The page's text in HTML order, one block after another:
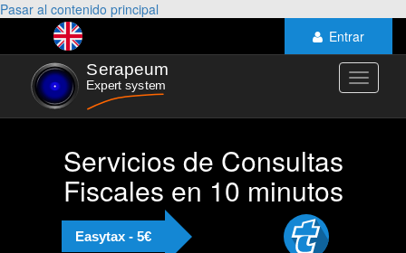
Pasar al contenido principal
Entrar
Toggle
Servicios de Consultas
Fiscales en 10 minutos
Easytax - 5€